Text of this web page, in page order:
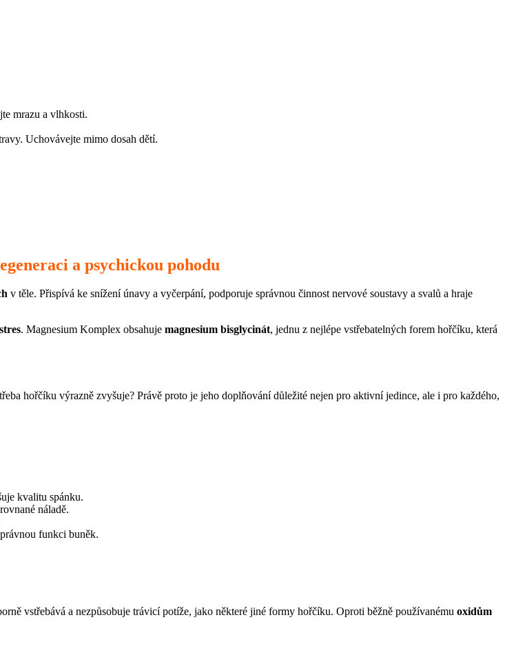
mrazu a vlhkosti.
Uchovávejte mimo dosah dětí.
a psychickou pohodu
v těle. Přispívá ke snížení únavy a vyčerpání, podporuje správnou činnost nervové soustavy a svalů a hraje
. Magnesium Komplex obsahuje magnesium bisglycinát, jednu z nejlépe vstřebatelných forem hořčíku, která
hořčíku výrazně zvyšuje? Právě proto je jeho doplňování důležité nejen pro aktivní jedince, ale i pro každého,
kvalitu spánku.
náladě.
funkci buněk.
vstřebává a nezpůsobuje trávicí potíže, jako některé jiné formy hořčíku. Oproti běžně používanému oxidům